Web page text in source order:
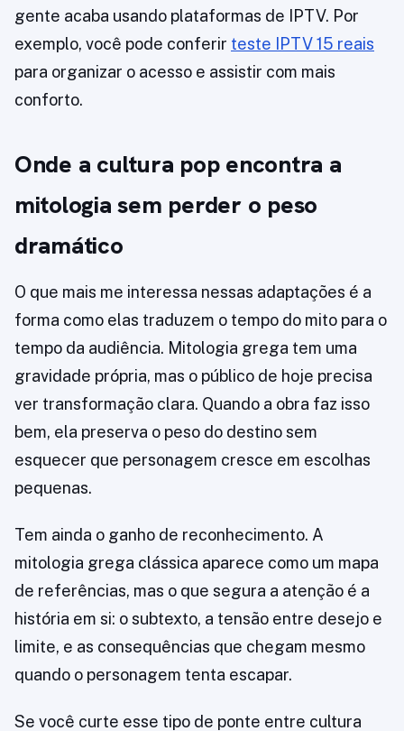
gente acaba usando plataformas de IPTV. Por
exemplo, você pode conferir teste IPTV 15 reais
para organizar o acesso e assistir com mais
conforto.
Onde a cultura pop encontra a
mitologia sem perder o peso
dramático
O que mais me interessa nessas adaptações é a
forma como elas traduzem o tempo do mito para o
tempo da audiência. Mitologia grega tem uma
gravidade própria, mas o público de hoje precisa
ver transformação clara. Quando a obra faz isso
bem, ela preserva o peso do destino sem
esquecer que personagem cresce em escolhas
pequenas.
Tem ainda o ganho de reconhecimento. A
mitologia grega clássica aparece como um mapa
de referências, mas o que segura a atenção é a
história em si: o subtexto, a tensão entre desejo e
limite, e as consequências que chegam mesmo
quando o personagem tenta escapar.
Se você curte esse tipo de ponte entre cultura